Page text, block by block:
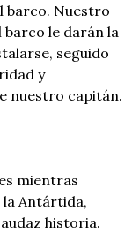
barco. Nuestro
barco le darán la
seguido
y
nuestro capitán.
mientras
Antártida,
historia.